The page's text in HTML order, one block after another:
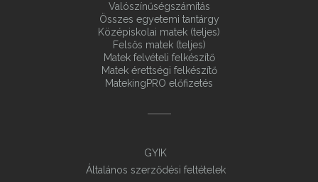
Valószínűségszámítás
Összes egyetemi tantárgy
Középiskolai matek (teljes)
Felsős matek (teljes)
Matek felvételi felkészítő
Matek érettségi felkészítő
MatekingPRO előfizetés
GYIK
Általános szerződési feltételek